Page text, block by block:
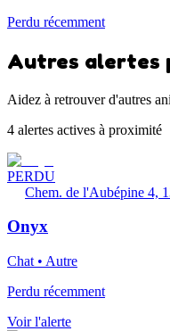
Perdu récemment
Autres alertes
Aidez à retrouver d'autres
4 alertes actives à proximité
PERDU
Chem. de l'Aubépine 4,
Onyx
Chat • Autre
Perdu récemment
Voir l'alerte